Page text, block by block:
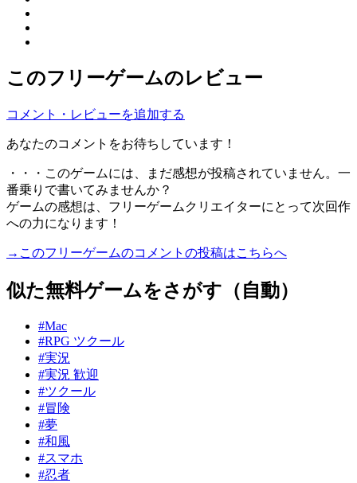
このフリーゲームのレビュー
コメント・レビューを追加する
あなたのコメントをお待ちしています！
・・・このゲームには、まだ感想が投稿されていません。一
番乗りで書いてみませんか？
ゲームの感想は、フリーゲームクリエイターにとって次回作
への力になります！
→このフリーゲームのコメントの投稿はこちらへ
似た無料ゲームをさがす（自動）
#Mac
#RPG ツクール
#実況
#実況 歓迎
#ツクール
#冒険
#夢
#和風
#スマホ
#忍者